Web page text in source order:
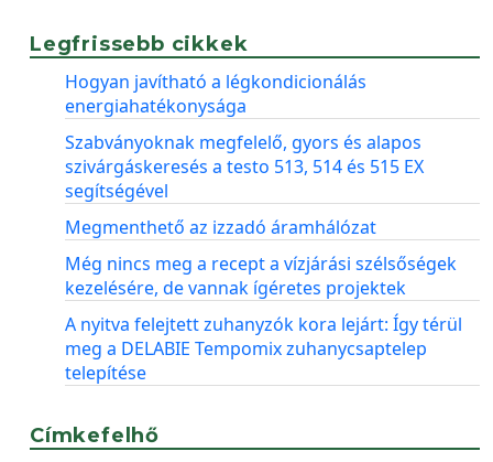
Legfrissebb cikkek
Hogyan javítható a légkondicionálás
energiahatékonysága
Szabványoknak megfelelő, gyors és alapos
szivárgáskeresés a testo 513, 514 és 515 EX
segítségével
Megmenthető az izzadó áramhálózat
Még nincs meg a recept a vízjárási szélsőségek
kezelésére, de vannak ígéretes projektek
A nyitva felejtett zuhanyzók kora lejárt: Így térül
meg a DELABIE Tempomix zuhanycsaptelep
telepítése
Címkefelhő